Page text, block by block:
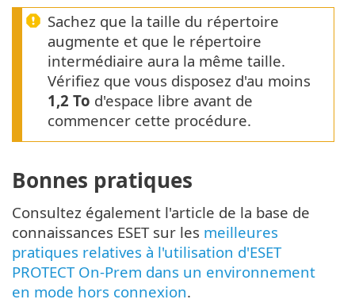
Sachez que la taille du répertoire
augmente et que le répertoire
intermédiaire aura la même taille.
Vérifiez que vous disposez d'au moins
1,2 To d'espace libre avant de
commencer cette procédure.
Bonnes pratiques
Consultez également l'article de la base de
connaissances ESET sur les meilleures
pratiques relatives à l'utilisation d'ESET
PROTECT On-Prem dans un environnement
en mode hors connexion.